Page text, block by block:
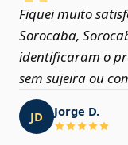
Fiquei muito
Sorocaba,
identificaram o
sem sujeira ou
JD Jorge D.